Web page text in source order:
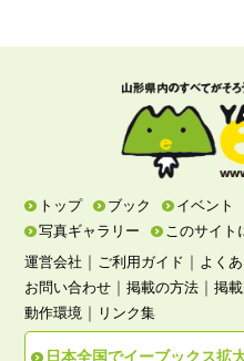
トップ ブック イベント
写真ギャラリー
このサイト
運営会社 ｜ ご利用ガイド ｜ よく
お問い合わせ ｜掲載の方法 ｜掲
動作環境 ｜ リンク集
日本全国でイーブックス拡